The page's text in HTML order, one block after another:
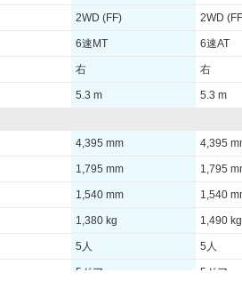
2WD (FF) 2WD
6速MT 6速AT
右 右
5.3 m 5.3 m
4,395 mm 4,395
1,795 mm 1,795
1,540 mm 1,540
1,380 kg 1,490 kg
5人 5人
5ドア 5ドア